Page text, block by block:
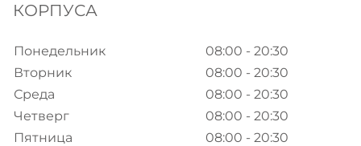
КОРПУСА
Понедельник
08:00 - 20:30
Вторник
08:00 - 20:30
Среда
08:00 - 20:30
Четверг
08:00 - 20:30
Пятница
08:00 - 20:30